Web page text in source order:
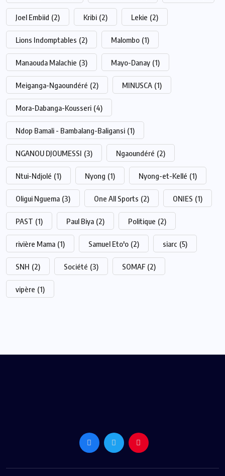
Joel Embiid (2) Kribi (2) Lekie (2)
Lions Indomptables (2) Malombo (1)
Manaouda Malachie (3) Mayo-Danay (1)
Meiganga-Ngaoundéré (2) MINUSCA (1)
Mora-Dabanga-Kousseri (4)
Ndop Bamali - Bambalang-Baligansi (1)
NGANOU DJOUMESSI (3) Ngaoundéré (2)
Ntui-Ndjolé (1) Nyong (1) Nyong-et-Kellé (1)
Oligui Nguema (3) One All Sports (2) ONIES (1)
PAST (1) Paul Biya (2) Politique (2)
rivière Mama (1) Samuel Eto'o (2) siarc (5)
SNH (2) Société (3) SOMAF (2)
vipère (1)